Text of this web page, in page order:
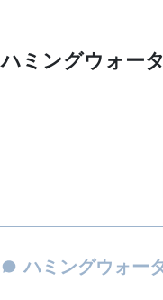
ハミングウォー
ハミングウォー